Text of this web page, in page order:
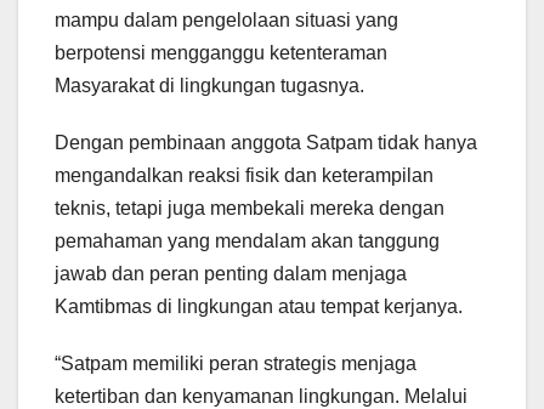
mampu dalam pengelolaan situasi yang
berpotensi mengganggu ketenteraman
Masyarakat di lingkungan tugasnya.
Dengan pembinaan anggota Satpam tidak hanya
mengandalkan reaksi fisik dan keterampilan
teknis, tetapi juga membekali mereka dengan
pemahaman yang mendalam akan tanggung
jawab dan peran penting dalam menjaga
Kamtibmas di lingkungan atau tempat kerjanya.
“Satpam memiliki peran strategis menjaga
ketertiban dan kenyamanan lingkungan. Melalui